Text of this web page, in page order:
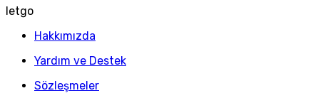
letgo
Hakkımızda
Yardım ve Destek
Sözleşmeler